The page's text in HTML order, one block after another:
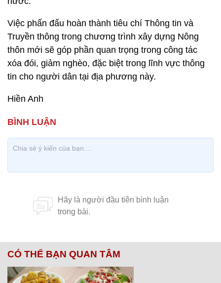
Việc phấn đấu hoàn thành tiêu chí Thông tin và
Truyền thông trong chương trình xây dựng Nông
thôn mới sẽ góp phần quan trọng trong công tác
xóa đói, giảm nghèo, đặc biệt trong lĩnh vực thông
tin cho người dân tại địa phương này.
Hiền Anh
CÓ THỂ BẠN QUAN TÂM